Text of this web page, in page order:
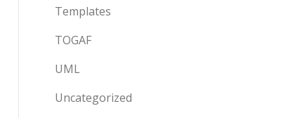
Templates
TOGAF
UML
Uncategorized